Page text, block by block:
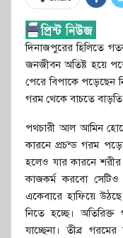
দিনাজপুরের হিলিতে
জনজীবন অতিষ্ট হয়ে
পেরে বিপাকে পড়েছেন
গরম থেকে বাচতে বাড়তি
পথচারী আল আমিন
কারনে প্রচন্ড গরম
হলেও যার কারনে
কাজকর্ম করবো
একেবারে হাফিয়ে
নিতে হচ্ছে।
যাচ্ছেনা। তীব্র